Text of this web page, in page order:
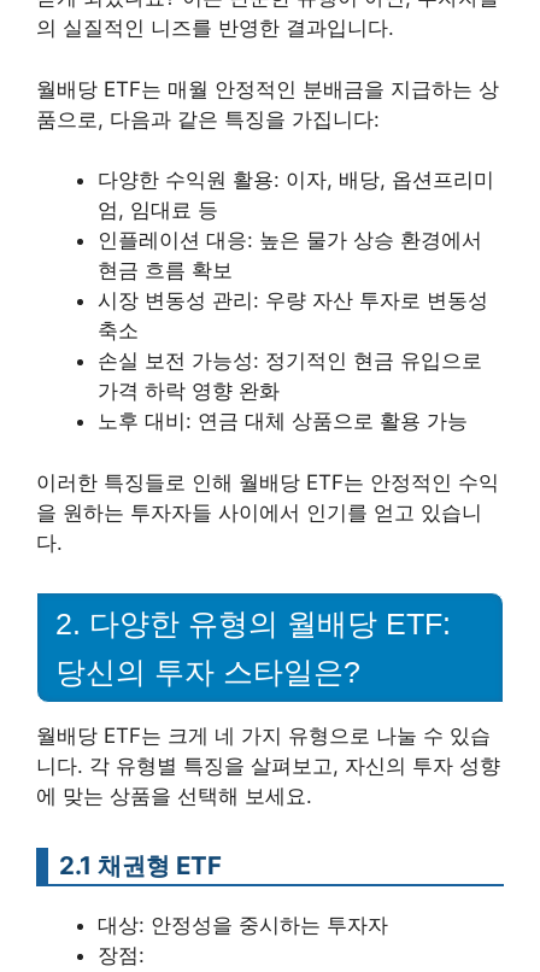
의 실질적인 니즈를 반영한 결과입니다.
월배당 ETF는 매월 안정적인 분배금을 지급하는 상
품으로, 다음과 같은 특징을 가집니다:
다양한 수익원 활용: 이자, 배당, 옵션프리미
엄, 임대료 등
인플레이션 대응: 높은 물가 상승 환경에서
현금 흐름 확보
시장 변동성 관리: 우량 자산 투자로 변동성
축소
손실 보전 가능성: 정기적인 현금 유입으로
가격 하락 영향 완화
노후 대비: 연금 대체 상품으로 활용 가능
이러한 특징들로 인해 월배당 ETF는 안정적인 수익
을 원하는 투자자들 사이에서 인기를 얻고 있습니
다.
2. 다양한 유형의 월배당 ETF:
당신의 투자 스타일은?
월배당 ETF는 크게 네 가지 유형으로 나눌 수 있습
니다. 각 유형별 특징을 살펴보고, 자신의 투자 성향
에 맞는 상품을 선택해 보세요.
2.1 채권형 ETF
대상: 안정성을 중시하는 투자자
장점: